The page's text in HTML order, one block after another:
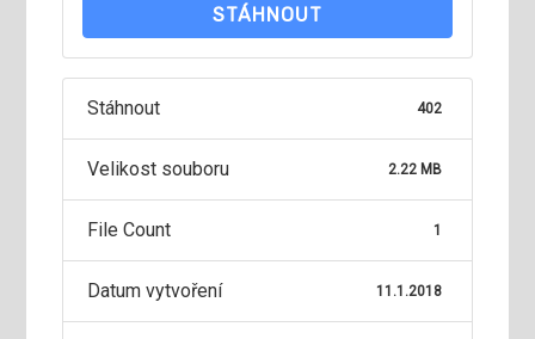
STÁHNOUT
Stáhnout 402
Velikost souboru 2.22 MB
File Count 1
Datum vytvoření 11.1.2018